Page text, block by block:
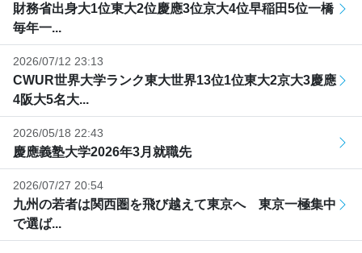
財務省出身大1位東大2位慶應3位京大4位早稲田5位一橋
毎年一...
2026/07/12 23:13
CWUR世界大学ランク東大世界13位1位東大2京大3慶應
4阪大5名大...
2026/05/18 22:43
慶應義塾大学2026年3月就職先
2026/07/27 20:54
九州の若者は関西圏を飛び越えて東京へ 東京一極集中
で選ば...